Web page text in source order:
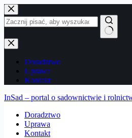
Przejdź
do
treści
Brak
wyników
Doradztwo
Uprawa
Kontakt
InSad – portal o sadownictwie i
Doradztwo
Uprawa
Kontakt